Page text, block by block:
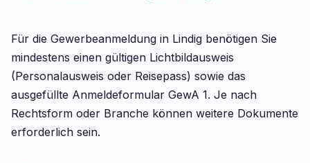
Für die Gewerbeanmeldung in Lindig benötigen Sie
mindestens einen gültigen Lichtbildausweis
(Personalausweis oder Reisepass) sowie das
ausgefüllte Anmeldeformular GewA 1. Je nach
Rechtsform oder Branche können weitere Dokumente
erforderlich sein.